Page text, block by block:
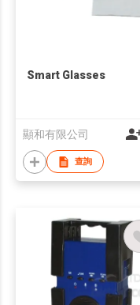
Smart Glasses
顯和有限公司
查詢